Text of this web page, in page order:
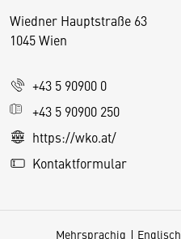
Wiedner Hauptstraße 63
1045 Wien
+43 5 90900 0
+43 5 90900 250
https://wko.at/
Kontaktformular
Mehrsprachig Englisch
D
s
e
S
e